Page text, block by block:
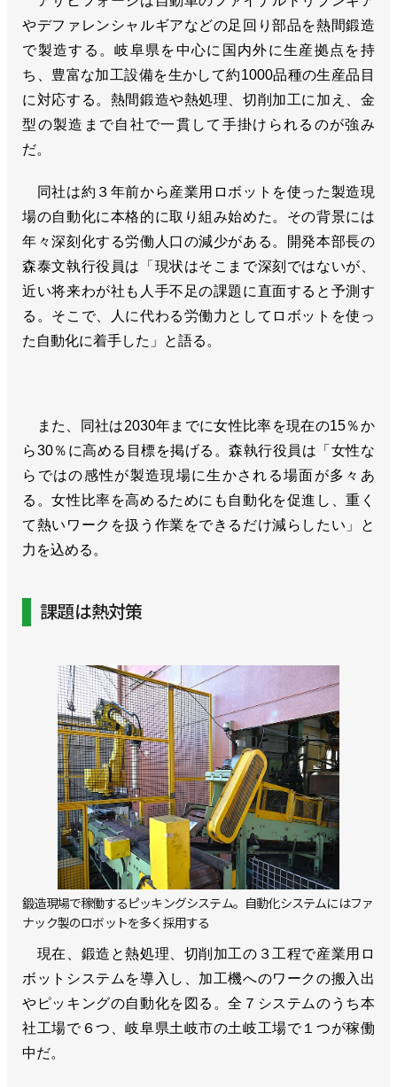
やデファレンシャルギアなどの足回り部品を熱間鍛造
で製造する。岐阜県を中心に国内外に生産拠点を持
ち、豊富な加工設備を生かして約1000品種の生産品目
に対応する。熱間鍛造や熱処理、切削加工に加え、金
型の製造まで自社で一貫して手掛けられるのが強み
だ。
同社は約３年前から産業用ロボットを使った製造現
場の自動化に本格的に取り組み始めた。その背景には
年々深刻化する労働人口の減少がある。開発本部長の
森泰文執行役員は「現状はそこまで深刻ではないが、
近い将来わが社も人手不足の課題に直面すると予測す
る。そこで、人に代わる労働力としてロボットを使っ
た自動化に着手した」と語る。
また、同社は2030年までに女性比率を現在の15％か
ら30％に高める目標を掲げる。森執行役員は「女性な
らではの感性が製造現場に生かされる場面が多々あ
る。女性比率を高めるためにも自動化を促進し、重く
て熱いワークを扱う作業をできるだけ減らしたい」と
力を込める。
課題は熱対策
鍛造現場で稼働するピッキングシステム。自動化システムにはファ
ナック製のロボットを多く採用する
現在、鍛造と熱処理、切削加工の３工程で産業用ロ
ボットシステムを導入し、加工機へのワークの搬入出
やピッキングの自動化を図る。全７システムのうち本
社工場で６つ、岐阜県土岐市の土岐工場で１つが稼働
中だ。